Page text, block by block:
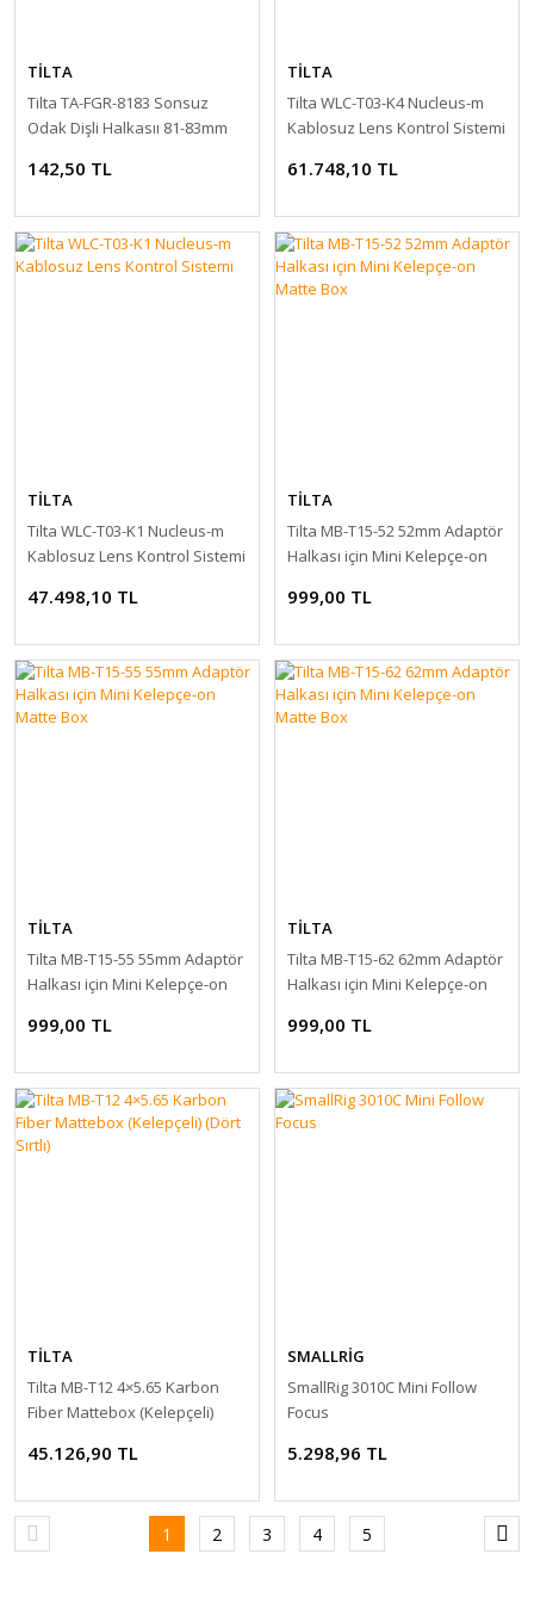
TİLTA
Tilta TA-FGR-8183 Sonsuz
Odak Dişli Halkasıı 81-83mm
142,50 TL
TİLTA
Tilta WLC-T03-K4 Nucleus-m
Kablosuz Lens Kontrol Sistemi
61.748,10 TL
TİLTA
Tilta WLC-T03-K1 Nucleus-m
Kablosuz Lens Kontrol Sistemi
47.498,10 TL
TİLTA
Tilta MB-T15-52 52mm Adaptör
Halkası için Mini Kelepçe-on
999,00 TL
TİLTA
Tilta MB-T15-55 55mm Adaptör
Halkası için Mini Kelepçe-on
999,00 TL
TİLTA
Tilta MB-T15-62 62mm Adaptör
Halkası için Mini Kelepçe-on
999,00 TL
TİLTA
Tilta MB-T12 4×5.65 Karbon
Fiber Mattebox (Kelepçeli)
45.126,90 TL
SMALLRİG
SmallRig 3010C Mini Follow
Focus
5.298,96 TL
1 2 3 4 5